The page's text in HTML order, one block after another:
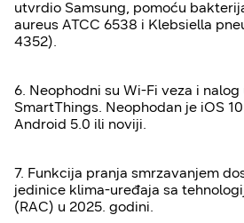
utvrdio Samsung, pomoću
aureus ATCC 6538 i Klebsiella
4352).
6. Neophodni su Wi-Fi veza i
SmartThings. Neophodan je iOS
Android 5.0 ili noviji.
7. Funkcija pranja smrzavanjem
jedinice klima-uređaja sa
(RAC) u 2025. godini.